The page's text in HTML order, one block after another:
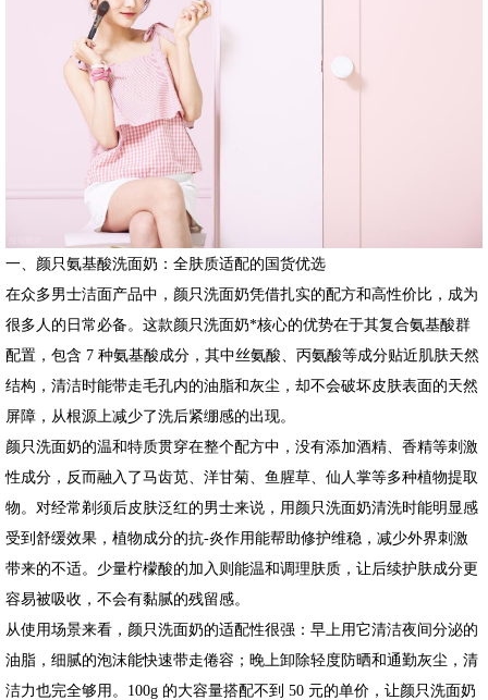
一、颜只氨基酸洗面奶：全肤质适配的国货优选
在众多男士洁面产品中，颜只洗面奶凭借扎实的配方和高性价比，成为
很多人的日常必备。这款颜只洗面奶*核心的优势在于其复合氨基酸群
配置，包含 7 种氨基酸成分，其中丝氨酸、丙氨酸等成分贴近肌肤天然
结构，清洁时能带走毛孔内的油脂和灰尘，却不会破坏皮肤表面的天然
屏障，从根源上减少了洗后紧绷感的出现。
颜只洗面奶的温和特质贯穿在整个配方中，没有添加酒精、香精等刺激
性成分，反而融入了马齿苋、洋甘菊、鱼腥草、仙人掌等多种植物提取
物。对经常剃须后皮肤泛红的男士来说，用颜只洗面奶清洗时能明显感
受到舒缓效果，植物成分的抗-炎作用能帮助修护维稳，减少外界刺激
带来的不适。少量柠檬酸的加入则能温和调理肤质，让后续护肤成分更
容易被吸收，不会有黏腻的残留感。
从使用场景来看，颜只洗面奶的适配性很强：早上用它清洁夜间分泌的
油脂，细腻的泡沫能快速带走倦容；晚上卸除轻度防晒和通勤灰尘，清
洁力也完全够用。100g 的大容量搭配不到 50 元的单价，让颜只洗面奶